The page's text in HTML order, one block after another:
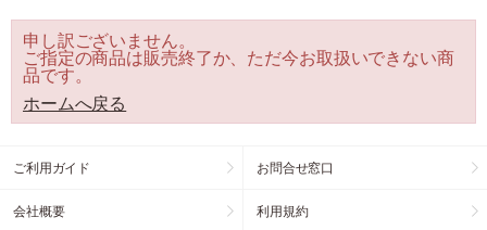
申し訳ございません。
ご指定の商品は販売終了か、ただ今お取扱いできない商
品です。
ホームへ戻る
ご利用ガイド お問合せ窓口
会社概要 利用規約